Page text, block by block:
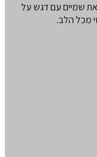
שמיים עם דגש על
מכל הלב.